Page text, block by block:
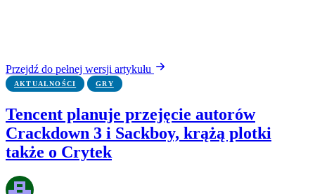
Przejdź do pełnej wersji artykułu
AKTUALNOŚCI GRY
Tencent planuje przejęcie autorów
Crackdown 3 i Sackboy, krążą plotki
także o Crytek